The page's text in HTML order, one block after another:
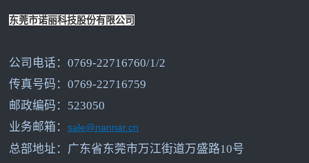
东莞市诺丽科技股份有限公司
公司电话：0769-22716760/1/2
传真号码：0769-22716759
邮政编码：523050
业务邮箱：sale@nannar.cn
总部地址：广东省东莞市万江街道万盛路10号